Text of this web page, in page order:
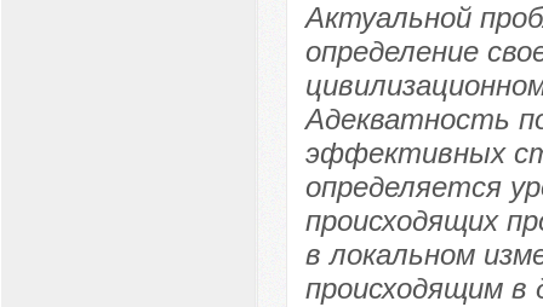
Актуальной
определение
Адекватность
эффективных
определяется
происходящих
в локальном
происходящим в